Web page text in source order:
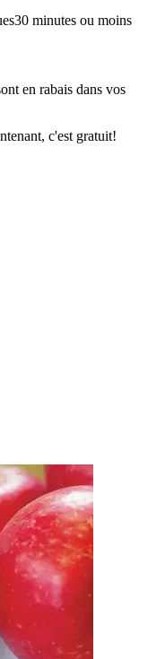
30 minutes ou moins
en rabais dans vos
c'est gratuit!